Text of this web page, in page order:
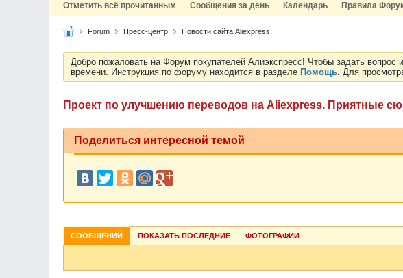
Отметить всё прочитанным Сообщения за день Календарь Правила
Forum Пресс-центр Новости сайта Aliexpress
Добро пожаловать на Форум покупателей Алиэкспресс! Чтобы задать вопрос
времени. Инструкция по форуму находится в разделе Помощь. Для
Проект по улучшению переводов на Aliexpress. Приятные
Поделиться интересной темой
СООБЩЕНИЙ ПОКАЗАТЬ ПОСЛЕДНИЕ ФОТОГРАФИИ